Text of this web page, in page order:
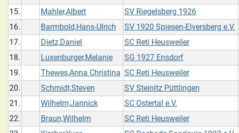
15.
Mahler,Albert SV Riegelsberg 1926
16.
Barmbold,Hans-Ulrich SV 1920 Spiesen-Elversberg e.V.
17.
Dietz,Daniel SC Reti Heusweiler
18.
Luxenburger,Melanie SG 1927 Ensdorf
19.
Thewes,Anna Christina SC Reti Heusweiler
20.
Schmidt,Steven SV Steinitz Püttlingen
21.
Wilhelm,Jannick SC Ostertal e.V.
22.
Braun,Wilhelm SC Reti Heusweiler